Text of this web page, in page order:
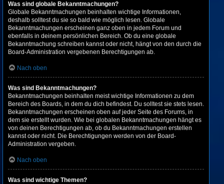
Was sind globale Bekanntmachungen?
Globale Bekanntmachungen beinhalten wichtige Informationen,
deshalb solltest du sie so bald wie möglich lesen. Globale
Bekanntmachungen erscheinen ganz oben in jedem Forum und
ebenfalls in deinem persönlichen Bereich. Ob du eine globale
Bekanntmachung schreiben kannst oder nicht, hängt von den durch die
Board-Administration vergebenen Berechtigungen ab.
Nach oben
Was sind Bekanntmachungen?
Bekanntmachungen beinhalten meist wichtige Informationen zu dem
Bereich des Boards, in dem du dich befindest. Du solltest sie stets lesen.
Bekanntmachungen erscheinen oben auf jeder Seite des Forums, in
dem sie erstellt wurden. Wie bei globalen Bekanntmachungen hängt es
von deinen Berechtigungen ab, ob du Bekanntmachungen erstellen
kannst oder nicht. Die Berechtigungen werden von der Board-
Administration vergeben.
Nach oben
Was sind wichtige Themen?